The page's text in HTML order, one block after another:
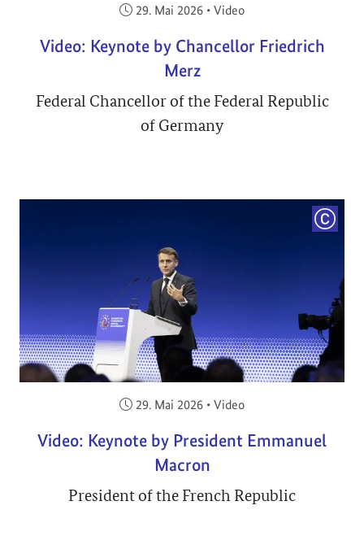
Veröffentlicht am:
29. Mai 2026 • Video
Video: Keynote by Chancellor Friedrich
Merz
Federal Chancellor of the Federal Republic
of Germany
Veröffentlicht am:
29. Mai 2026 • Video
Video: Keynote by President Emmanuel
Macron
President of the French Republic